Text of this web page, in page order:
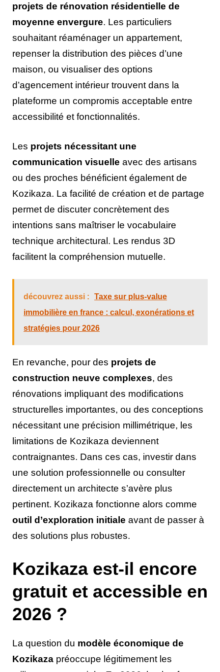
projets de rénovation résidentielle de
moyenne envergure. Les particuliers
souhaitant réaménager un appartement,
repenser la distribution des pièces d’une
maison, ou visualiser des options
d’agencement intérieur trouvent dans la
plateforme un compromis acceptable entre
accessibilité et fonctionnalités.
Les projets nécessitant une
communication visuelle avec des artisans
ou des proches bénéficient également de
Kozikaza. La facilité de création et de partage
permet de discuter concrètement des
intentions sans maîtriser le vocabulaire
technique architectural. Les rendus 3D
facilitent la compréhension mutuelle.
découvrez aussi :
Taxe sur plus-value
immobilière en france : calcul, exonérations et
stratégies pour 2026
En revanche, pour des projets de
construction neuve complexes, des
rénovations impliquant des modifications
structurelles importantes, ou des conceptions
nécessitant une précision millimétrique, les
limitations de Kozikaza deviennent
contraignantes. Dans ces cas, investir dans
une solution professionnelle ou consulter
directement un architecte s’avère plus
pertinent. Kozikaza fonctionne alors comme
outil d’exploration initiale avant de passer à
des solutions plus robustes.
Kozikaza est-il encore
gratuit et accessible en
2026 ?
La question du modèle économique de
Kozikaza préoccupe légitimement les